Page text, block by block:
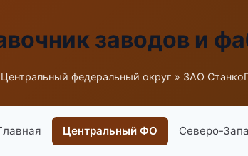
заводов и
Центральный федеральный округ » ЗАО
Центральный ФО Северо-